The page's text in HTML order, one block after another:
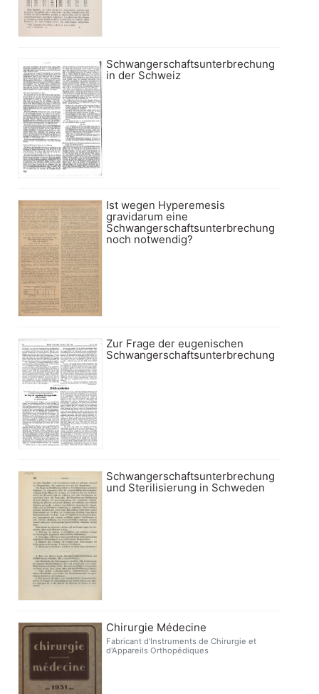
Schwangerschaftsunterbrechung
in der Schweiz
Ist wegen Hyperemesis
gravidarum eine
Schwangerschaftsunterbrechung
noch notwendig?
Zur Frage der eugenischen
Schwangerschaftsunterbrechung
Schwangerschaftsunterbrechung
und Sterilisierung in Schweden
Chirurgie Médecine
Fabricant d'Instruments de Chirurgie et
d'Appareils Orthopédiques